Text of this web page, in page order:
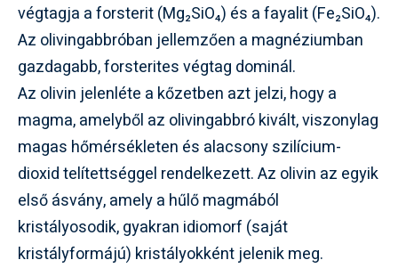
végtagja a forsterit (Mg₂SiO₄) és a fayalit (Fe₂SiO₄).
Az olivingabbróban jellemzően a magnéziumban
gazdagabb, forsterites végtag dominál.
Az olivin jelenléte a kőzetben azt jelzi, hogy a
magma, amelyből az olivingabbró kivált, viszonylag
magas hőmérsékleten és alacsony szilícium-
dioxid telítettséggel rendelkezett. Az olivin az egyik
első ásvány, amely a hűlő magmából
kristályosodik, gyakran idiomorf (saját
kristályformájú) kristályokként jelenik meg.